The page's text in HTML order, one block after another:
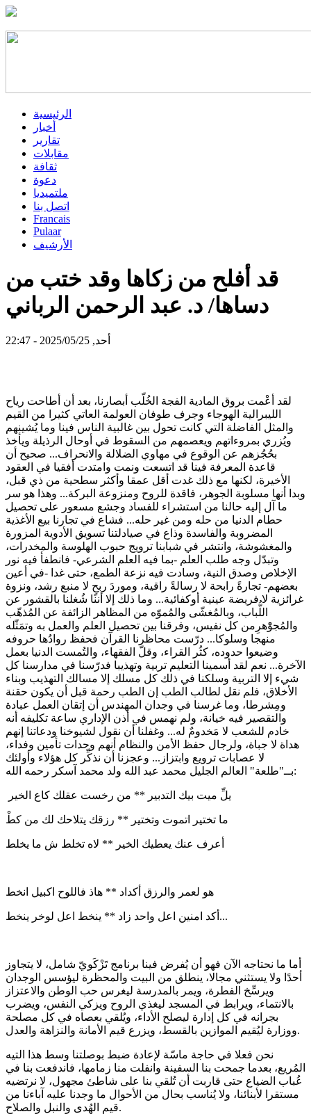
الرئيسية
أخبار
تقارير
مقابلات
ثقافة
دعوة
ملتميديا
اتصل بنا
Francais
Pulaar
الأرشيف
قد أفلح من زكاها وقد ختب من
دساها/ د. عبد الرحمن الرباني
أحد, 2025/05/25 - 22:47
لقد أعْمت بروق المادية الفجة الخُلّب أبصارنا، بعد أن أطاحت رياح
الليبرالية الهوجاء وجرف طوفان العولمة العاتي كثيرا من القيم
والمثل الفاضلة التي كانت تحول بين غالبية الناس فينا وما يُشينهم
ويُزري بمروءاتهم ويعصمهم من السقوط في أوحال الرذيلة ويأخذ
بحُجُزهم عن الوقوع في مهاوي الضلالة والانحراف... صحيح أن
قاعدة المعرفة فينا قد اتسعت ونمت وامتدت أفقيا في العقود
الأخيرة، لكنها مع ذلك غدت أقل عمقا وأكثر سطحية من ذي قبل،
وبدا أنها مسلوبة الجوهر، فاقدة للروح ومنزوعة البركة... وهذا هو سر
ما آل إليه حالنا من استشراء للفساد وجشع مسعور على تحصيل
حطام الدنيا من حله ومن غير حله... فشاع في تجارنا بيع الأغذية
المضروبة والفاسدة وذاع في صيادلتنا تسويق الأدوية المزورة
والمغشوشة، وانتشر في شبابنا ترويج حبوب الهلوسة والمخدرات،
وتبدّل وجه طلب العلم -بما فيه العلم الشرعي- فانطفأ فيه نور
الإخلاص وصدق النية، وسادت فيه نزعة الطمع، حتى غدا -في أعين
بعضهم- تجارةً رابحة لا رسالةً راقية، وموردَ ربحٍ لا منبع رشد، ونزوة
غرائزية لا فريضة عينية أوكفائية... وما ذلك إلا أننا شُغلنا بالقشور عن
اللُّباب، وبالمُغشّى والمُموّه من المظاهر الزائفة عن المُذهّب
والمُجوْْْْْهرِمن كل نفيس، وفرقنا بين تحصيل العلم والعمل به وتمَثّله
منهجا وسلوكا... درّست محاظرنا القرآن فحفظ روادُها حروفه
وضيعوا حدوده، كثُر القراء، وقلّ الفقهاء، والتُمست الدنيا بعمل
الآخرة... نعم لقد أسمينا التعليم تربية وتهذيبا فدرّسنا في مدارسنا كل
شيء إلا التربية وسلكنا في ذلك كل مسلك إلا مسالك التهذيب وبناء
الأخلاق، فلم نقل لطالب الطب إن الطب رحمة قبل أن يكون حقنة
ومِشرطا، وما غرسنا في وجدان المهندس أن إتقان العمل عبادة
والتقصير فيه خيانة، ولم نهمس في أذن الإداري ساعة تكليفه أنه
خادم للشعب لا مَخدومٌ له... وغفلنا أن نقول لشيوخنا ودعاتنا إنهم
هداة لا جباة، ولرجال حفظ الأمن والنظام أنهم وحدات تأمين وفداء،
لا عصابات ترويع وابتزاز... وعجزنا أن نذكِّر كل هؤلاء وأولئك
بــ"طلعة" العالم الجليل محمد عبد الله ولد محمد آسكر رحمه الله:
يلِّ ميت بيك التدبير ** من رخست عقلك كاع الخير
ما تختير اتموت وتختير ** رزقك يتلاحك لك من كطْ
أعرف عنك يعطيك الخير ** لاه تخلط ش ما يخلط
أكد امنين اعل واحد زاد ** ينخط اعل لوخر ينخط...
أما ما نحتاجه الآن فهو أن يُفرض فينا برنامج تَزْكَويّ شامل، لا يتجاوز
أحدًا ولا يستثني مجالا، ينطلق من البيت والمحظرة ليؤسس الوجدان
ويرسِّخ الفطرة، ويمر بالمدرسة ليغرس حب الوطن والاعتزاز
بالانتماء، ويرابط في المسجد ليغذي الروح ويزكي النفس، ويضرب
بجرانه في كل إدارة ليصلح الأداء، ويُلقي بعصاه في كل مصلحة
ووزارة ليُقيم الموازين بالقسط، ويزرع قيم الأمانة والنزاهة والعدل.
نحن فعلا في حاجة ماسّة لإعادة ضبط بوصلتنا وسط هذا التيه
المُريع، بعدما جمحت بنا السفينة وانفلت منا زمامها، فاندفعت بنا في
عُباب الضياع حتى قاربت أن تُلقي بنا على شاطئ مجهول، لا نرتضيه
مستقرا لأبنائنا، ولا يُناسب بحال من الأحوال ما وجدنا عليه آباءنا من
قيم الهُدى والنبل والصلاح.